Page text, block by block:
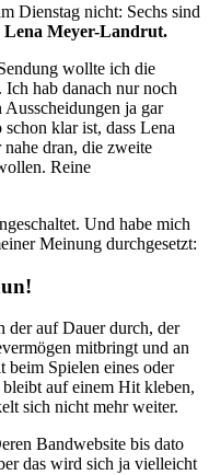
Dienstag nicht: Sechs sind
Lena Meyer-Landrut.
wollte ich die
Ich hab danach nur noch
Ausscheidungen ja gar
klar ist, dass Lena
dran, die zweite
Reine
Und habe mich
Meinung durchgesetzt:
der auf Dauer durch, der
mitbringt und an
beim Spielen eines oder
auf einem Hit kleben,
sich nicht mehr weiter.
Bandwebsite bis dato
das wird sich ja vielleicht